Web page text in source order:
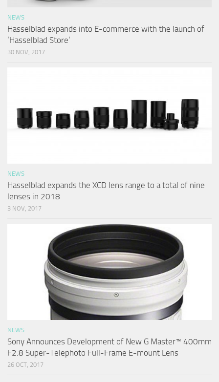
NEWS
Hasselblad expands into E-commerce with the launch of
‘Hasselblad Store’
30 NOV, 2017
NEWS
Hasselblad expands the XCD lens range to a total of nine
lenses in 2018
3 NOV, 2017
NEWS
Sony Announces Development of New G Master™ 400mm
F2.8 Super-Telephoto Full-Frame E-mount Lens
26 OCT, 2017